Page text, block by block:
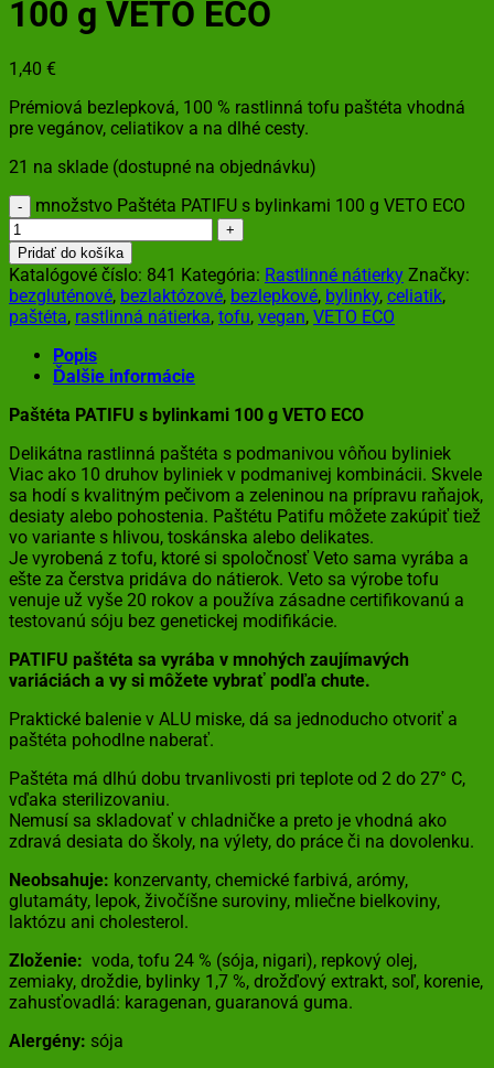
100 g VETO ECO
1,40 €
Prémiová bezlepková, 100 % rastlinná tofu paštéta vhodná
pre vegánov, celiatikov a na dlhé cesty.
21 na sklade (dostupné na objednávku)
množstvo Paštéta PATIFU s bylinkami 100 g VETO ECO
Pridať do košíka
Katalógové číslo: 841 Kategória: Rastlinné nátierky Značky:
bezgluténové, bezlaktózové, bezlepkové, bylinky, celiatik,
paštéta, rastlinná nátierka, tofu, vegan, VETO ECO
Popis
Ďalšie informácie
Paštéta PATIFU s bylinkami 100 g VETO ECO
Delikátna rastlinná paštéta s podmanivou vôňou byliniek
Viac ako 10 druhov byliniek v podmanivej kombinácii. Skvele
sa hodí s kvalitným pečivom a zeleninou na prípravu raňajok,
desiaty alebo pohostenia. Paštétu Patifu môžete zakúpiť tiež
vo variante s hlivou, toskánska alebo delikates.
Je vyrobená z tofu, ktoré si spoločnosť Veto sama vyrába a
ešte za čerstva pridáva do nátierok. Veto sa výrobe tofu
venuje už vyše 20 rokov a používa zásadne certifikovanú a
testovanú sóju bez genetickej modifikácie.
PATIFU paštéta sa vyrába v mnohých zaujímavých
variáciách a vy si môžete vybrať podľa chute.
Praktické balenie v ALU miske, dá sa jednoducho otvoriť a
paštéta pohodlne naberať.
Paštéta má dlhú dobu trvanlivosti pri teplote od 2 do 27° C,
vďaka sterilizovaniu.
Nemusí sa skladovať v chladničke a preto je vhodná ako
zdravá desiata do školy, na výlety, do práce či na dovolenku.
Neobsahuje: konzervanty, chemické farbivá, arómy,
glutamáty, lepok, živočíšne suroviny, mliečne bielkoviny,
laktózu ani cholesterol.
Zloženie: voda, tofu 24 % (sója, nigari), repkový olej,
zemiaky, droždie, bylinky 1,7 %, drožďový extrakt, soľ, korenie,
zahusťovadlá: karagenan, guaranová guma.
Alergény: sója